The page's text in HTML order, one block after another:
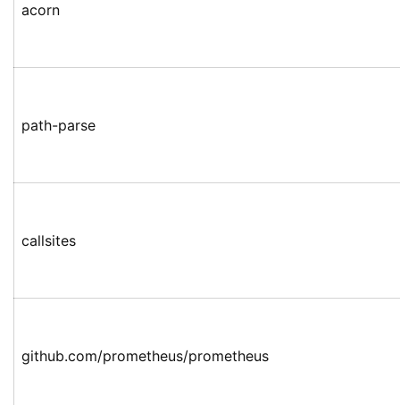
acorn
path-parse
callsites
github.com/prometheus/prometheus